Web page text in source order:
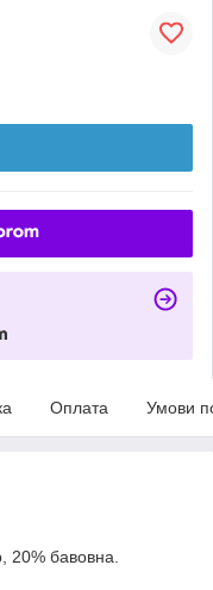
Оплата Умови
20% бавовна.